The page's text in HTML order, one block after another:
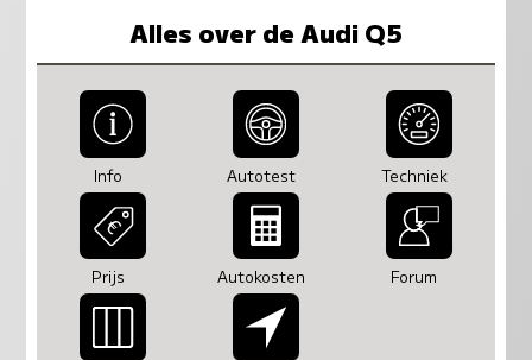
Alles over de Audi Q5
Info Autotest Techniek
Prijs Autokosten Forum